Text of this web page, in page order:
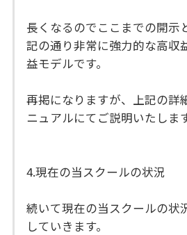
長くなるのでここまでの開示
記の通り非常に強力的な高収
益モデルです。
再掲になりますが、上記の詳
ニュアルにてご説明いたします
4.現在の当スクールの状況
続いて現在の当スクールの状
していきます。